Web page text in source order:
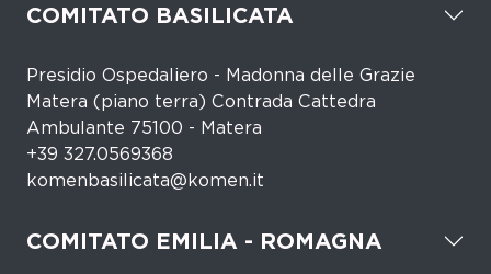
COMITATO BASILICATA
Presidio Ospedaliero - Madonna delle Grazie
Matera (piano terra) Contrada Cattedra
Ambulante 75100 - Matera
+39 327.0569368
komenbasilicata@komen.it
COMITATO EMILIA - ROMAGNA